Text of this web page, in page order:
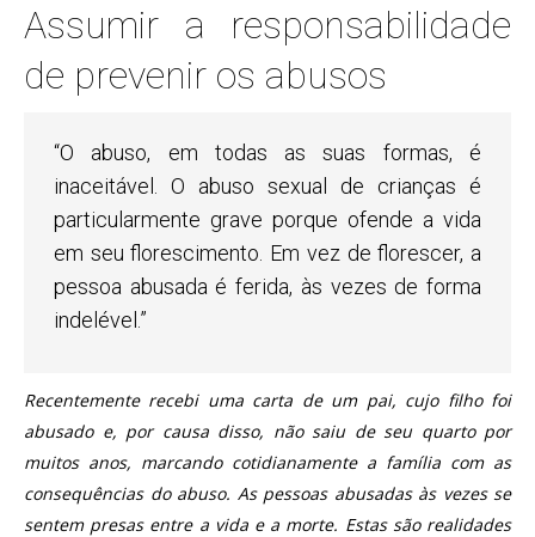
Assumir a responsabilidade
de prevenir os abusos
“O abuso, em todas as suas formas, é
inaceitável. O abuso sexual de crianças é
particularmente grave porque ofende a vida
em seu florescimento. Em vez de florescer, a
pessoa abusada é ferida, às vezes de forma
indelével.”
Recentemente recebi uma carta de um pai, cujo filho foi
abusado e, por causa disso, não saiu de seu quarto por
muitos anos, marcando cotidianamente a família com as
consequências do abuso. As pessoas abusadas às vezes se
sentem presas entre a vida e a morte. Estas são realidades